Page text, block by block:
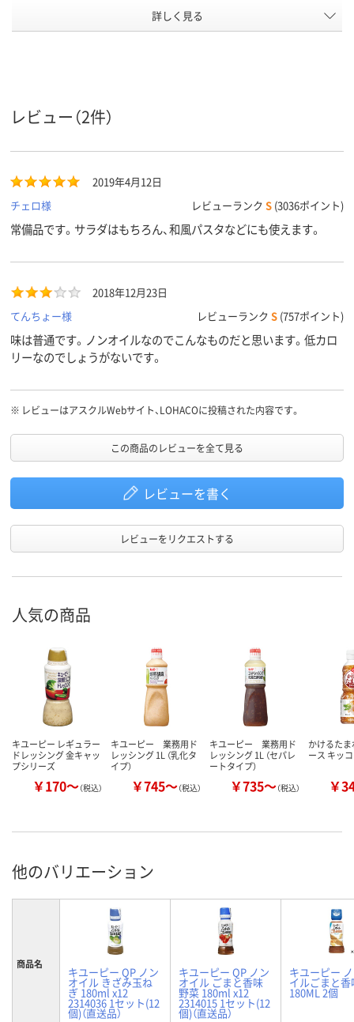
380ml380ml380mL 1000ml1000mL 160ml160mL
スコア
詳しく見る
レビュー（2件）
2019年4月12日
チェロ様
レビューランク S (3036ポイント)
常備品です。サラダはもちろん、和風パスタなどにも使えます。
2018年12月23日
てんちょー様
レビューランク S (757ポイント)
味は普通です。ノンオイルなのでこんなものだと思います。低カロ
リーなのでしょうがないです。
※ レビューはアスクルWebサイト、LOHACOに投稿された内容です。
この商品のレビューを全て見る
レビューを書く
レビューをリクエストする
人気の商品
キユーピー レギュラー
ドレッシング 金キャッ
プシリーズ
￥170～（税込）
キユーピー 業務用ド
レッシング 1L （乳化タ
イプ）
￥745～（税込）
キユーピー 業務用ド
レッシング 1L （セパレ
ートタイプ）
￥735～（税込）
かけるた
ース キッ
￥
他のバリエーション
商品名
キユーピー QP ノン
オイル きざみ玉ね
ぎ 180ml x12
2314036 1セット(12
個)（直送品）
キユーピー QP ノン
オイル ごまと香味
野菜 180ml x12
2314015 1セット(12
個)（直送品）
キユーピー
イルごまと
180ML 2個